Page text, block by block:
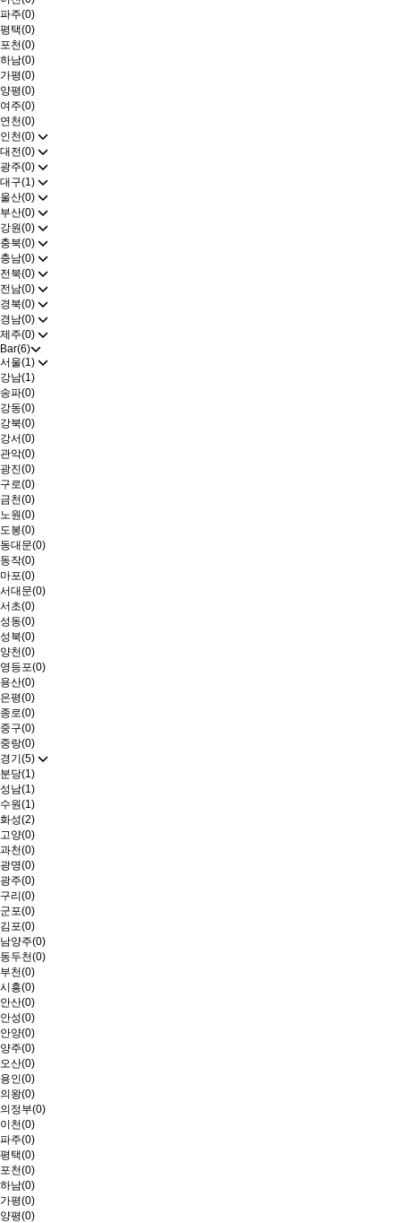
파주(0)
평택(0)
포천(0)
하남(0)
가평(0)
양평(0)
여주(0)
연천(0)
인천(0)
대전(0)
광주(0)
대구(1)
울산(0)
부산(0)
강원(0)
충북(0)
충남(0)
전북(0)
전남(0)
경북(0)
경남(0)
제주(0)
Bar(6)
서울(1)
강남(1)
송파(0)
강동(0)
강북(0)
강서(0)
관악(0)
광진(0)
구로(0)
금천(0)
노원(0)
도봉(0)
동대문(0)
동작(0)
마포(0)
서대문(0)
서초(0)
성동(0)
성북(0)
양천(0)
영등포(0)
용산(0)
은평(0)
종로(0)
중구(0)
중랑(0)
경기(5)
분당(1)
성남(1)
수원(1)
화성(2)
고양(0)
과천(0)
광명(0)
광주(0)
구리(0)
군포(0)
김포(0)
남양주(0)
동두천(0)
부천(0)
시흥(0)
안산(0)
안성(0)
안양(0)
양주(0)
오산(0)
용인(0)
의왕(0)
의정부(0)
이천(0)
파주(0)
평택(0)
포천(0)
하남(0)
가평(0)
양평(0)